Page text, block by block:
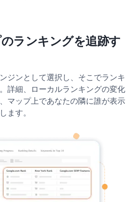
ランキングを追跡す
ジンとして選択し、そこでランキ
詳細、ローカルランキングの変化
マップ上であなたの隣に誰が表示
ます。